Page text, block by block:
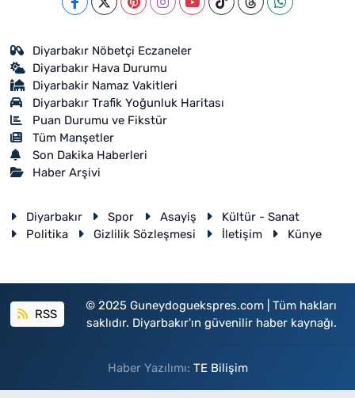
Diyarbakır Nöbetçi Eczaneler
Diyarbakır Hava Durumu
Diyarbakir Namaz Vakitleri
Diyarbakır Trafik Yoğunluk Haritası
Puan Durumu ve Fikstür
Tüm Manşetler
Son Dakika Haberleri
Haber Arşivi
Diyarbakır Spor Asayiş
Kültür - Sanat
Politika
Gizlilik Sözleşmesi İletişim Künye
RSS
© 2025 Guneydoguekspres.com | Tüm hakları
saklıdır. Diyarbakır'ın güvenilir haber kaynağı.
Haber Yazılımı: TE Bilişim